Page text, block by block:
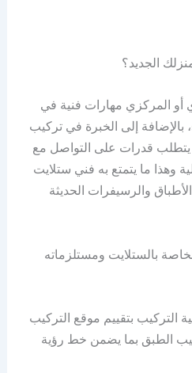
الجديد؟
أو المركزي مهارات فنية في
بالإضافة إلى الخبرة في تركيب
قدرات على التواصل مع
وهذا ما يتمتع به فني ستلايت
والرسيفرات الحديثة
بالستلايت ومستلزماته
التركيب بتقييم موقع التركيب
الطبق بما يضمن خط رؤية